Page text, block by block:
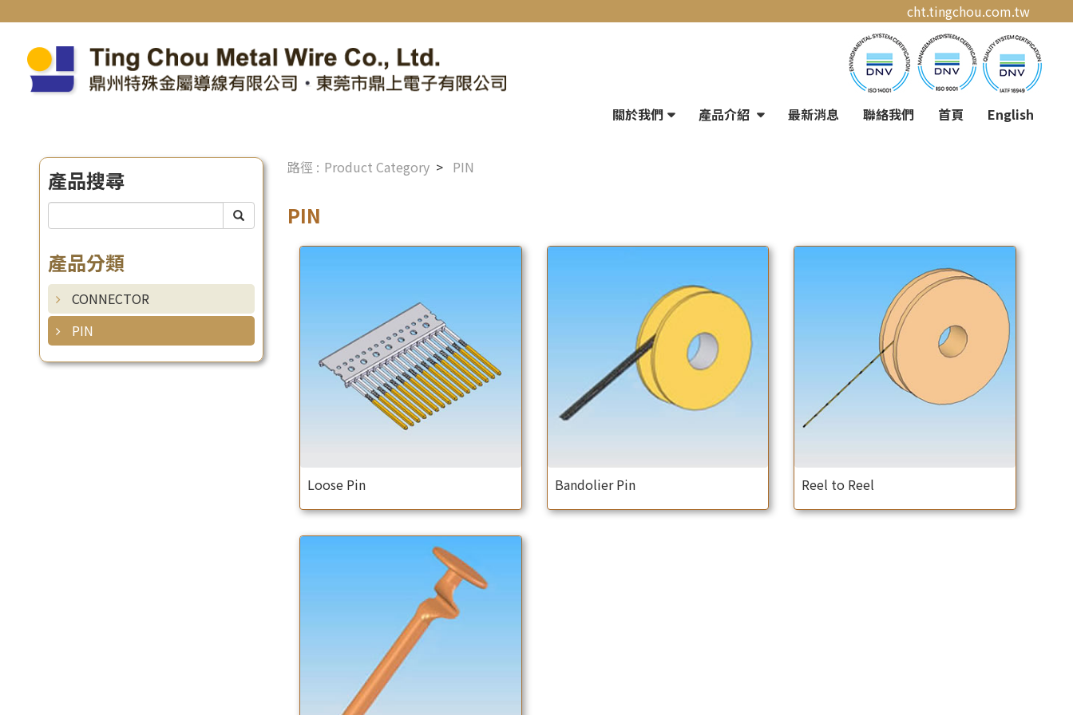
cht.tingchou.com.tw
關於我們 產品介紹 最新消息 聯絡我們 首頁 English
產品搜尋
產品分類
CONNECTOR
PIN
Product Category PIN
PIN
Loose Pin Bandolier Pin Reel to Reel